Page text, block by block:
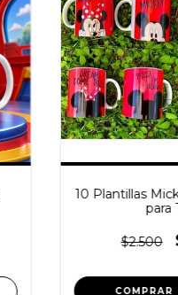
10 Plantillas
para
$2.500